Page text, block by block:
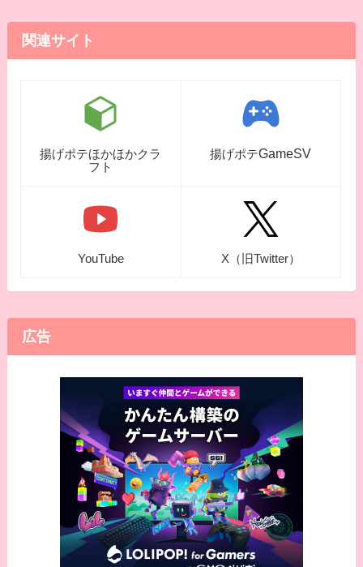
関連サイト
揚げポテほかほかクラ
フト
揚げポテGameSV
YouTube X（旧Twitter）
広告